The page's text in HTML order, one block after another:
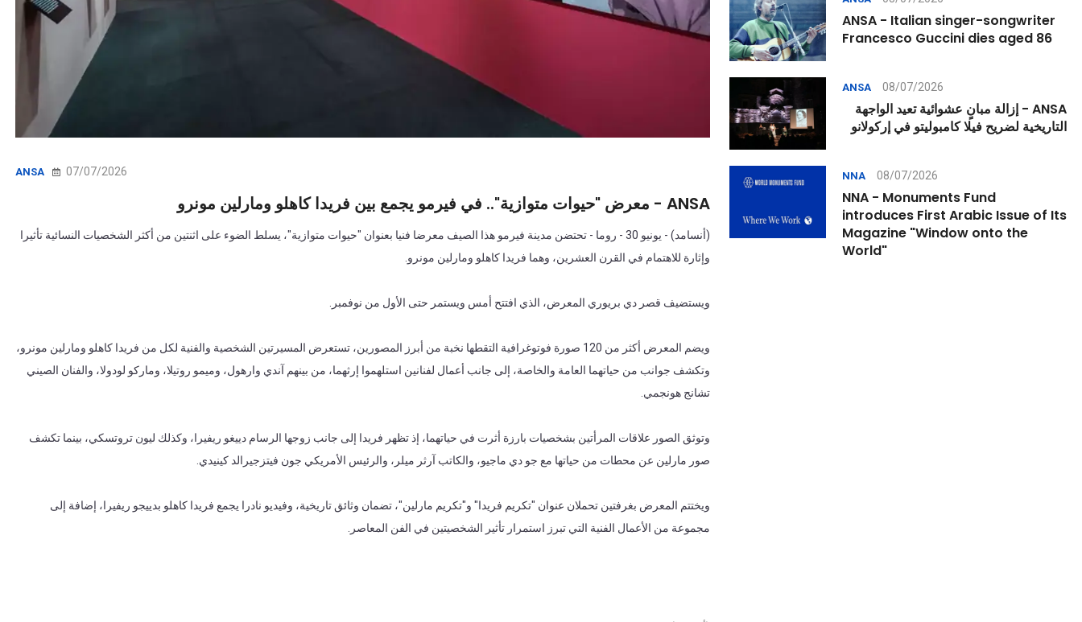
ANSA 07/07/2026
ANSA - معرض "حيوات متوازية".. في فيرمو يجمع بين فريدا كاهلو ومارلين مونرو
(أنسامد) - يونيو 30 - روما - تحتضن مدينة فيرمو هذا الصيف معرضا فنيا بعنوان "حيوات متوازية"، يسلط الضوء على اثنتين من أكثر الشخصيات النسائية تأثيرا
وإثارة للاهتمام في القرن العشرين، وهما فريدا كاهلو ومارلين مونرو.
ويستضيف قصر دي بريوري المعرض، الذي افتتح أمس ويستمر حتى الأول من نوفمبر.
ويضم المعرض أكثر من 120 صورة فوتوغرافية التقطها نخبة من أبرز المصورين، تستعرض المسيرتين الشخصية والفنية لكل من فريدا كاهلو ومارلين مونرو،
وتكشف جوانب من حياتهما العامة والخاصة، إلى جانب أعمال لفنانين استلهموا إرثهما، من بينهم آندي وارهول، وميمو روتيلا، وماركو لودولا، والفنان الصيني
تشانج هونجمي.
وتوثق الصور علاقات المرأتين بشخصيات بارزة أثرت في حياتهما، إذ تظهر فريدا إلى جانب زوجها الرسام دييغو ريفيرا، وكذلك ليون تروتسكي، بينما تكشف
صور مارلين عن محطات من حياتها مع جو دي ماجيو، والكاتب آرثر ميلر، والرئيس الأمريكي جون فيتزجيرالد كينيدي.
ويختتم المعرض بغرفتين تحملان عنوان "تكريم فريدا" و"تكريم مارلين"، تضمان وثائق تاريخية، وفيديو نادرا يجمع فريدا كاهلو بدييجو ريفيرا، إضافة إلى
مجموعة من الأعمال الفنية التي تبرز استمرار تأثير الشخصيتين في الفن المعاصر.
ANSA - Italian singer-songwriter
Francesco Guccini dies aged 86
ANSA 08/07/2026
ANSA - إزالة مبانٍ عشوائية تعيد الواجهة
التاريخية لضريح فيلا كامبوليتو في إركولانو
NNA 08/07/2026
NNA - Monuments Fund
introduces First Arabic Issue of Its
Magazine "Window onto the
World"